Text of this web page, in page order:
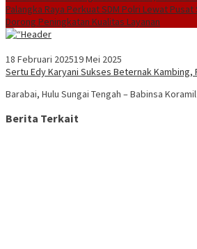
Palangka Raya Perkuat SDM Polri Lewat
Dorong Peningkatan Kualitas Layanan
18 Februari 202519 Mei 2025
Sertu Edy Karyani Sukses Beternak Kambing,
Barabai, Hulu Sungai Tengah – Babinsa
Berita Terkait